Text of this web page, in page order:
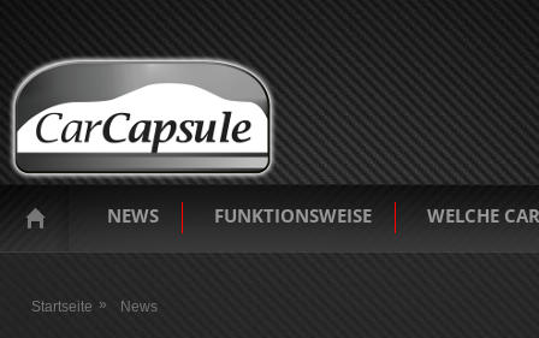
NEWS FUNKTIONSWEISE WELCHE
Startseite
News